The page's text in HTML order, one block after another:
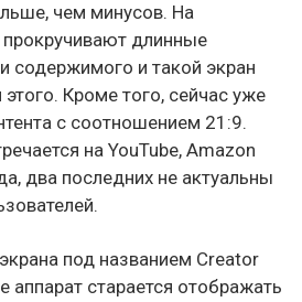
чем минусов. На
длинные
содержимого и такой экран
этого. Кроме того, сейчас уже
с соотношением 21:9.
на YouTube, Amazon
два последних не актуальны
под названием Creator
аппарат старается отображать